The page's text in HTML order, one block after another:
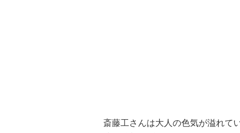
斎藤工さんは大人の色気が溢れて